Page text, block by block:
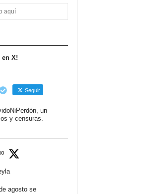
en X!
Seguir
un
y censuras.
agosto se